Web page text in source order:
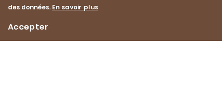
des données. En savoir plus
Accepter